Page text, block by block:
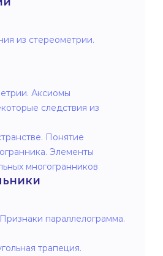
из стереометрии.
Аксиомы
следствия из
Понятие
Элементы
многогранников
параллелограмма.
трапеция.